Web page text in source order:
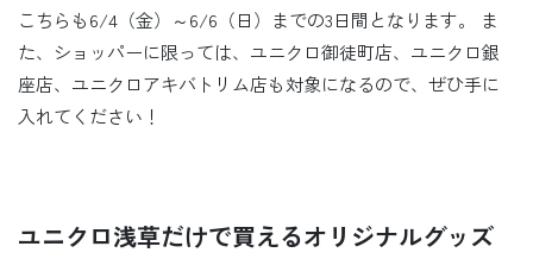
こちらも6/4（金）～6/6（日）までの3日間となります。 ま
た、ショッパーに限っては、ユニクロ御徒町店、ユニクロ銀
座店、ユニクロアキバトリム店も対象になるので、ぜひ手に
入れてください！
ユニクロ浅草だけで買えるオリジナルグッズ